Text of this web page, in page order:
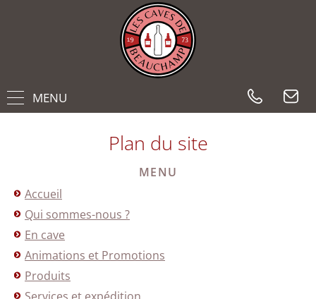
MENU
Plan du site
MENU
Accueil
Qui sommes-nous ?
En cave
Animations et Promotions
Produits